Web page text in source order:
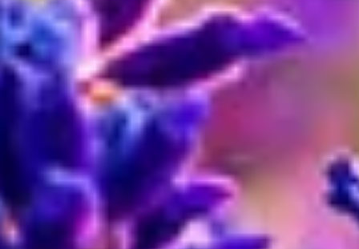
Unternehmen
BLUME2000
Nachhaltigkeit
Karriere & Jobs
Barrierefreiheit
Nach Deutschland versenden
In die Schweiz versenden
Wissenswertes
Pflanzenlexikon
Blumenhoroskop
Bestellung
Versand & Lieferung
Garantie